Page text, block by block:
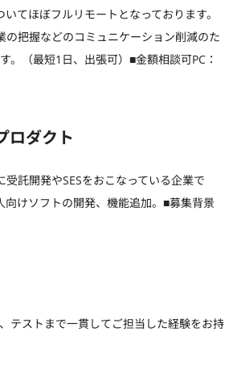
てほぼフルリモートとなっております。
の把握などのコミュニケーション削減のた
。（最短1日、出張可）■金額相談可PC：
ロダクト
託開発やSESをおこなっている企業で
向けソフトの開発、機能追加。■募集背景
テストまで一貫してご担当した経験をお持